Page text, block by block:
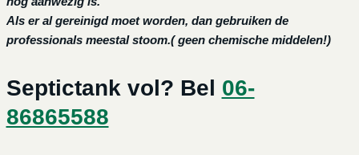
Als er al gereinigd moet worden, dan gebruiken de
professionals meestal stoom.( geen chemische middelen!)
Septictank vol? Bel 06-
86865588